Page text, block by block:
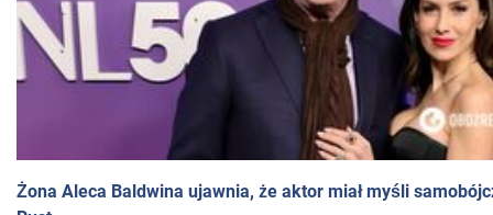
Żona Aleca Baldwina ujawnia, że aktor miał myśli